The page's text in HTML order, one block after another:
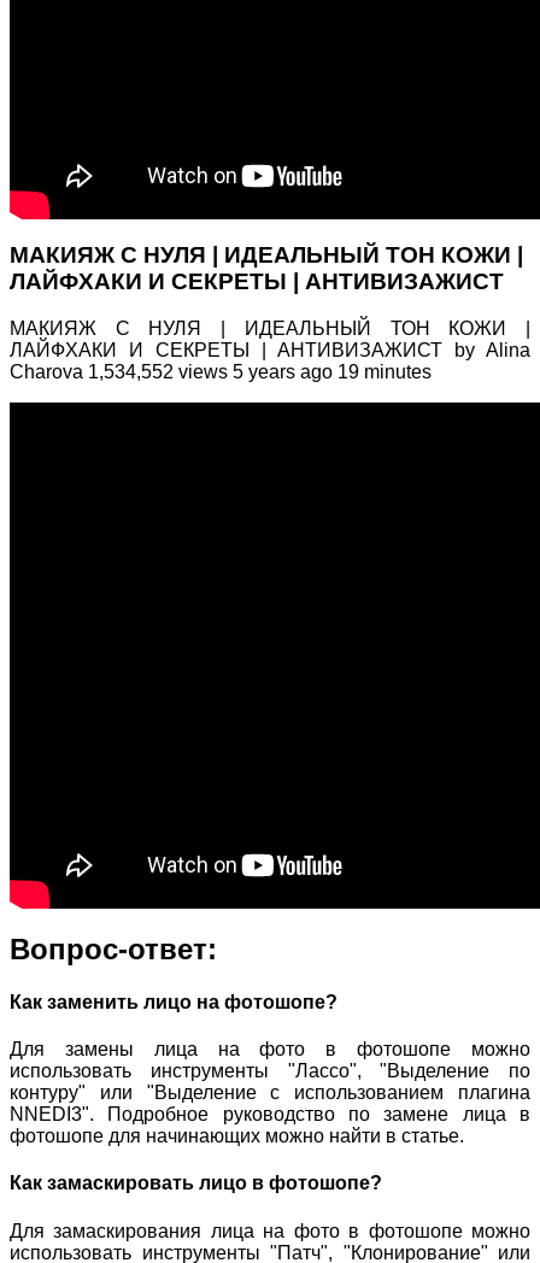
МАКИЯЖ С НУЛЯ | ИДЕАЛЬНЫЙ ТОН КОЖИ |
ЛАЙФХАКИ И СЕКРЕТЫ | АНТИВИЗАЖИСТ
МАКИЯЖ С НУЛЯ | ИДЕАЛЬНЫЙ ТОН КОЖИ |
ЛАЙФХАКИ И СЕКРЕТЫ | АНТИВИЗАЖИСТ by Alina
Charova 1,534,552 views 5 years ago 19 minutes
Вопрос-ответ:
Как заменить лицо на фотошопе?
Для замены лица на фото в фотошопе можно
использовать инструменты "Лассо", "Выделение по
контуру" или "Выделение с использованием плагина
NNEDI3". Подробное руководство по замене лица в
фотошопе для начинающих можно найти в статье.
Как замаскировать лицо в фотошопе?
Для замаскирования лица на фото в фотошопе можно
использовать инструменты "Патч", "Клонирование" или